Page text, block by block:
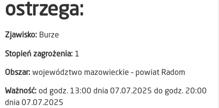
ostrzega:
Zjawisko: Burze
Stopień zagrożenia: 1
Obszar: województwo mazowieckie – powiat Radom
Ważność: od godz. 13:00 dnia 07.07.2025 do godz. 20:00
dnia 07.07.2025